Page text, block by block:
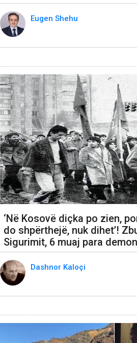
Eugen Shehu
‘Në Kosovë diçka po zien,
do shpërthejë, nuk dihet’!
Sigurimit, 6 muaj para
Dashnor Kaloçi